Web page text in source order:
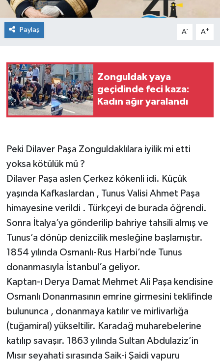
Paylaş A- A+
Zonguldak yaya
geçidinde feci kaza:
Kadın ağır yaralandı
Peki Dilaver Paşa Zonguldaklılara iyilik mi etti
yoksa kötülük mü ?
Dilaver Paşa aslen Çerkez kökenli idi. Küçük
yaşında Kafkaslardan , Tunus Valisi Ahmet Paşa
himayesine verildi . Türkçeyi de burada öğrendi.
Sonra İtalya’ya gönderilip bahriye tahsili almış ve
Tunus’a dönüp denizcilik mesleğine başlamıştır.
1854 yılında Osmanlı-Rus Harbi’nde Tunus
donanmasıyla İstanbul’a geliyor.
Kaptan-ı Derya Damat Mehmet Ali Paşa kendisine
Osmanlı Donanmasının emrine girmesini teklifinde
bulununca , donanmaya katılır ve mirlivarlığa
(tuğamiral) yükseltilir. Karadağ muharebelerine
katılıp savaşır. 1863 yılında Sultan Abdulaziz’in
Mısır seyahati sırasında Saik-i Şaidi vapuru
Zonguldak